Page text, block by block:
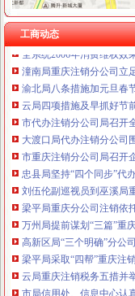
工商动态
市重庆注销分公司局高印
江北局三项措施达全市重
全系统2006年消费维权效
潼南局重庆注销分公司立
渝北局八条措施加元旦春
云局四项措施及早抓好节
市代办注销分公司局召开
大渡口局代办注销分公司
市重庆注销分公司局召开
忠县局坚持“四个同步”代
刘伍伦副巡视员到巫溪局
梁平局重庆分公司注销依
万州局提前谋划“三篇”重
高新区局“三个明确”分公
梁平局采取“四帮”重庆注
云局重庆注销税务五措并
市局信用处、信息中心认